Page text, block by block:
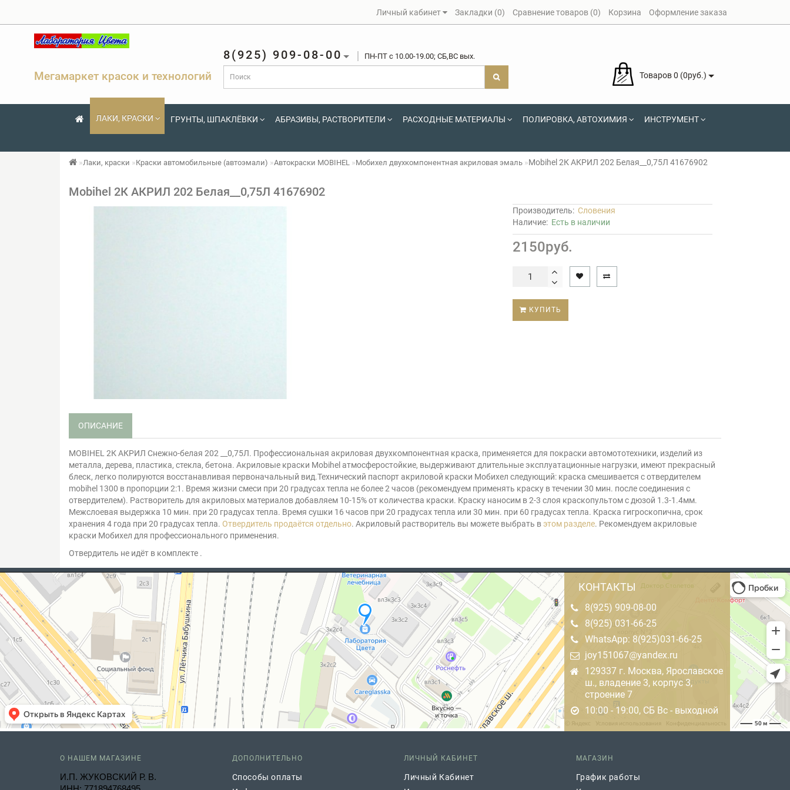
Личный кабинет Закладки (0) Сравнение товаров (0) Корзина Оформление заказа
Мегамаркет красок и технологий
8(925) 909-08-00 ПН-ПТ c 10.00-19.00; СБ,ВС вых.
Товаров 0 (0руб.)
ЛАКИ, КРАСКИ ГРУНТЫ, ШПАКЛЁВКИ АБРАЗИВЫ, РАСТВОРИТЕЛИ РАСХОДНЫЕ МАТЕРИАЛЫ ПОЛИРОВКА, АВТОХИМИЯ ИНСТРУМЕНТ
Лаки, краски Краски автомобильные (автоэмали) Автокраски MOBIHEL Мобихел двухкомпонентная акриловая эмаль Mobihel 2К АКРИЛ 202 Белая__0,75Л 41676902
Mobihel 2К АКРИЛ 202 Белая__0,75Л 41676902
Производитель: Словения
Наличие: Есть в наличии
2150руб.
КУПИТЬ
ОПИСАНИЕ
MOBIHEL 2К АКРИЛ Cнежно-белая 202 __0,75Л. Профессиональная акриловая двухкомпонентная краска, применяется для покраски автомототехники, изделий из
металла, дерева, пластика, стекла, бетона. Акриловые краски Mobihel атмосферостойкие, выдерживают длительные эксплуатационные нагрузки, имеют прекрасный
блеск, легко полируются восстанавливая первоначальный вид.Технический паспорт акриловой краски Мобихел следующий: краска смешивается с отвердителем
mobihel 1300 в пропорции 2:1. Время жизни смеси при 20 градусах тепла не более 2 часов (рекомендуем применять краску в течении 30 мин. после соединения с
отвердителем). Растворитель для акриловых материалов добавляем 10-15% от количества краски. Краску наносим в 2-3 слоя краскопультом с дюзой 1.3-1.4мм.
Межслоевая выдержка 10 мин. при 20 градусах тепла. Время сушки 16 часов при 20 градусах тепла или 30 мин. при 60 градусах тепла. Краска гигроскопична, срок
хранения 4 года при 20 градусах тепла. Отвердитель продаётся отдельно. Акриловый растворитель вы можете выбрать вэтом разделе. Рекомендуем акриловые
краски Мобихел для профессионального применения.
Отвердитель не идёт в комплекте .
КОНТАКТЫ
8(925) 909-08-00
8(925) 031-66-25
WhatsApp: 8(925)031-66-25
joy151067@yandex.ru
129337 г. Москва, Ярославское
ш., владение 3, корпус 3,
строение 7
10:00 - 19:00, СБ Вс - выходной
О НАШЕМ МАГАЗИНЕ
И.П. ЖУКОВСКИЙ Р. В.
ДОПОЛНИТЕЛЬНО
Способы оплаты
ЛИЧНЫЙ КАБИНЕТ
Личный Кабинет
МАГАЗИН
График работы